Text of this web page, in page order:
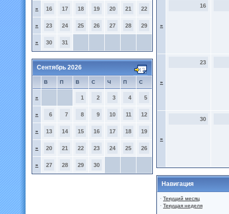
» 16 17 18 19 20 21 22
» 23 24 25 26 27 28 29
» 30 31
Сентябрь 2026
В П В С Ч П С
» 1 2 3 4 5
» 6 7 8 9 10 11 12
» 13 14 15 16 17 18 19
» 20 21 22 23 24 25 26
» 27 28 29 30
»
16
»
23
»
30
Навигация
· Текущий месяц
· Текущая неделя